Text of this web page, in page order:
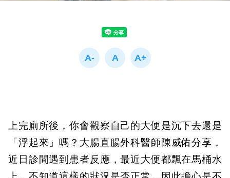
上完廁所後，你會觀察自己的大便是沉下去還是
「浮起來」嗎？大腸直腸外科醫師陳威佑分享，
近日診間遇到患者反應，最近大便都飄在馬桶水